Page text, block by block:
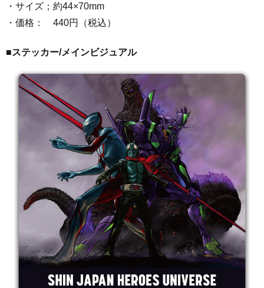
・サイズ；約44×70mm
・価格： 440円（税込）
■ステッカー/メインビジュアル